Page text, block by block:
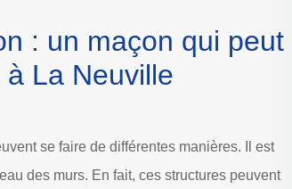
: un maçon qui peut
La Neuville
se faire de différentes manières. Il est
des murs. En fait, ces structures peuvent